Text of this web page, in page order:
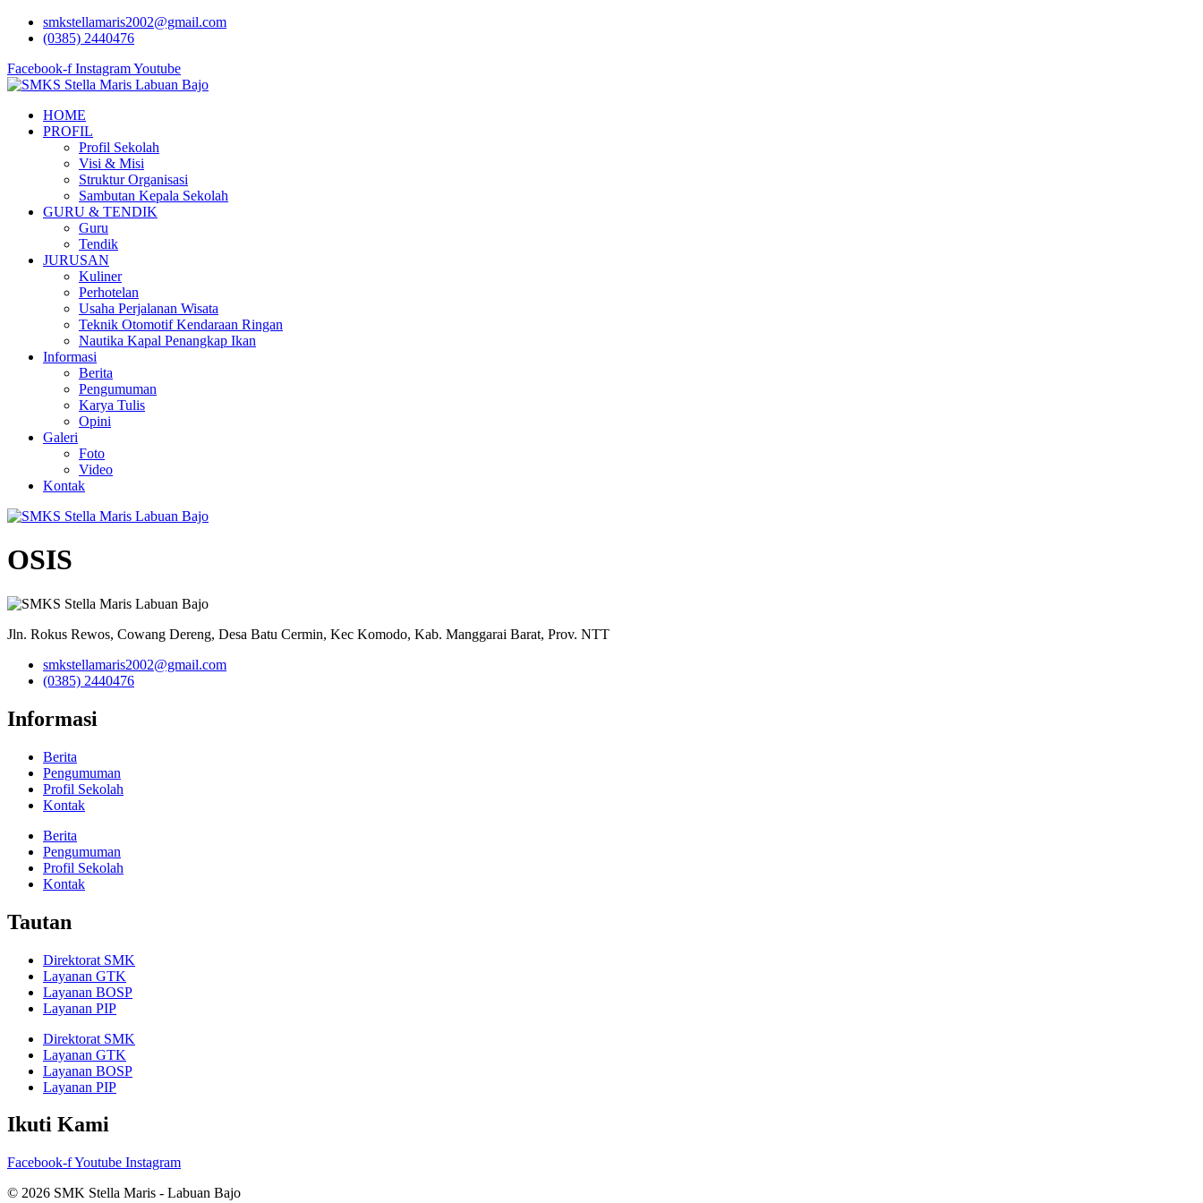
Lewatismkstellamaris2002@gmail.com
(0385) 2440476
Facebook-f InstagramYoutube
HOME
PROFIL
Profil Sekolah
Visi & Misi
Struktur Organisasi
Sambutan Kepala Sekolah
GURU & TENDIK
Guru
Tendik
JURUSAN
Kuliner
Perhotelan
Usaha Perjalanan Wisata
Teknik Otomotif Kendaraan Ringan
Nautika Kapal Penangkap Ikan
Informasi
Berita
Pengumuman
Karya Tulis
Opini
Galeri
Foto
Video
Kontak
OSIS
Jln. Rokus Rewos, Cowang Dereng, Desa Batu Cermin, Kec Komodo, Kab. Manggarai Barat, Prov. NTT
smkstellamaris2002@gmail.com
(0385) 2440476
Informasi
Berita
Pengumuman
Profil Sekolah
Kontak
Berita
Pengumuman
Profil Sekolah
Kontak
Tautan
Direktorat SMK
Layanan GTK
Layanan BOSP
Layanan PIP
Direktorat SMK
Layanan GTK
Layanan BOSP
Layanan PIP
Ikuti Kami
Facebook-fYoutube Instagram
© 2026 SMK Stella Maris - Labuan Bajo